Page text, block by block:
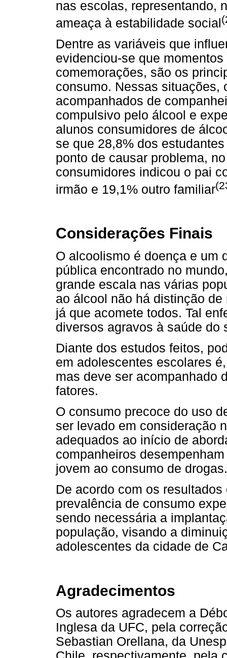
nas escolas, representando,
ameaça à estabilidade social
Dentre as variáveis que
evidenciou-se que
comemorações, são os
consumo. Nessas situações,
acompanhados de
compulsivo pelo álcool e
alunos consumidores de
se que 28,8% dos
ponto de causar problema,
consumidores indicou o pai
irmão e 19,1% outro familiar
Considerações Finais
O alcoolismo é doença e um
pública encontrado no
grande escala nas várias
ao álcool não há distinção
já que acomete todos. Tal
diversos agravos à saúde do
Diante dos estudos feitos,
em adolescentes escolares
mas deve ser acompanhado
fatores.
O consumo precoce do uso
ser levado em consideração
adequados ao início de
companheiros
jovem ao consumo de drogas.
De acordo com os
prevalência de consumo
sendo necessária a
população, visando a
adolescentes da cidade de
Agradecimentos
Os autores agradecem a
Inglesa da UFC, pela
Sebastian Orellana, da